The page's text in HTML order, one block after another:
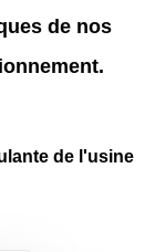
de nos
de l'usine